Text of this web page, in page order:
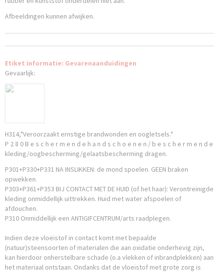
Afbeeldingen kunnen afwijken.
Etiket informatie: Gevarenaanduidingen
Gevaarlijk:
H314,"Veroorzaakt ernstige brandwonden en oogletsels."
P 2 8 0 B e s c h e r m e n d e h a n d s c h o e n e n / b e s c h e r m e n d e
kleding/oogbescherming/gelaatsbescherming dragen.
P301+P330+P331 NA INSLIKKEN: de mond spoelen. GEEN braken
opwekken.
P303+P361+P353 BIJ CONTACT MET DE HUID (of het haar): Verontreinigde
kleding onmiddellijk uittrekken. Huid met water afspoelen of
afdouchen.
P310 Onmiddellijk een ANTIGIFCENTRUM/arts raadplegen.
Indien deze vloeistof in contact komt met bepaalde
(natuur)steensoorten of materialen die aan oxidatie onderhevig zijn,
kan hierdoor onherstelbare schade (o.a vlekken of inbrandplekken) aan
het materiaal ontstaan. Ondanks dat de vloeistof met grote zorg is